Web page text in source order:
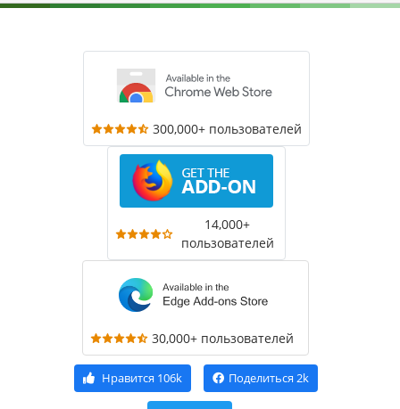
300,000+ пользователей
14,000+
пользователей
30,000+ пользователей
Нравится 106k Поделиться 2k